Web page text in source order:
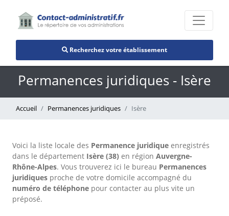
Recherchez votre établissement
Permanences juridiques - Isère
Accueil Permanences juridiques Isère
Voici la liste locale des Permanence juridique enregistrés
dans le département Isère (38) en région Auvergne-
Rhône-Alpes. Vous trouverez ici le bureau Permanences
juridiques proche de votre domicile accompagné du
numéro de téléphone pour contacter au plus vite un
préposé.